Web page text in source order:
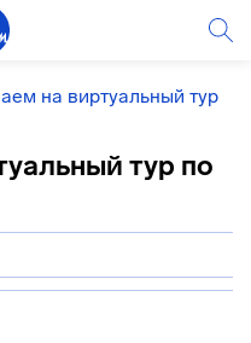
на виртуальный тур
тур по